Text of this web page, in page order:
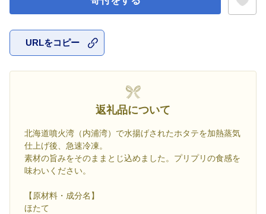
URLをコピー
返礼品について
北海道噴火湾（内浦湾）で水揚げされたホタテを加熱蒸気
仕上げ後、急速冷凍。
素材の旨みをそのままとじ込めました。プリプリの食感を
味わいください。
【原材料・成分名】
ほたて